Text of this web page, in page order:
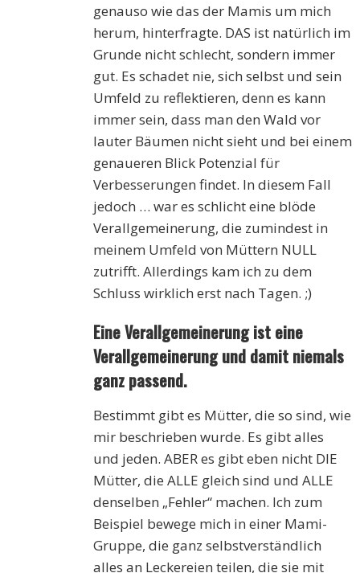
genauso wie das der Mamis um mich
herum, hinterfragte. DAS ist natürlich im
Grunde nicht schlecht, sondern immer
gut. Es schadet nie, sich selbst und sein
Umfeld zu reflektieren, denn es kann
immer sein, dass man den Wald vor
lauter Bäumen nicht sieht und bei einem
genaueren Blick Potenzial für
Verbesserungen findet. In diesem Fall
jedoch … war es schlicht eine blöde
Verallgemeinerung, die zumindest in
meinem Umfeld von Müttern NULL
zutrifft. Allerdings kam ich zu dem
Schluss wirklich erst nach Tagen. ;)
Eine Verallgemeinerung ist eine
Verallgemeinerung und damit niemals
ganz passend.
Bestimmt gibt es Mütter, die so sind, wie
mir beschrieben wurde. Es gibt alles
und jeden. ABER es gibt eben nicht DIE
Mütter, die ALLE gleich sind und ALLE
denselben „Fehler“ machen. Ich zum
Beispiel bewege mich in einer Mami-
Gruppe, die ganz selbstverständlich
alles an Leckereien teilen, die sie mit